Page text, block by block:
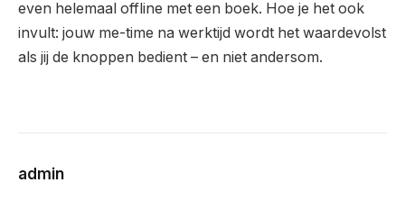
even helemaal offline met een boek. Hoe je het ook
invult: jouw me-time na werktijd wordt het waardevolst
als jij de knoppen bedient – en niet andersom.
admin